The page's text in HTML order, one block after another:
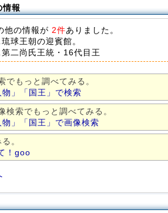
情報
他の情報が 2件ありました。
琉球王朝の迎賓館。
第二尚氏王統・16代目王
でもっと調べてみる。
」「国王」で検索
検索でもっと調べてみる。
」「国王」で画像検索
。
！goo